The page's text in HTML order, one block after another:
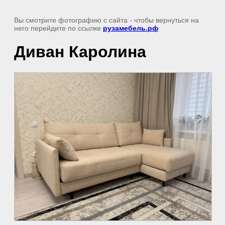
Вы смотрите фотографию с сайта - чтобы вернуться на
него перейдите по ссылке рузамебель.рф
Диван Каролина